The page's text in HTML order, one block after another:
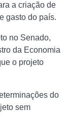
a criação de
gasto do país.
no Senado,
da Economia
o projeto
do
sem